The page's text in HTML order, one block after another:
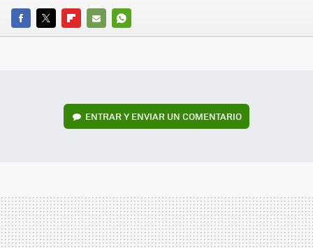
FACEBOOK
TWITTERFLIPBOARD
E-
WHATSAPP
ENTRAR Y ENVIAR UN COMENTARIO